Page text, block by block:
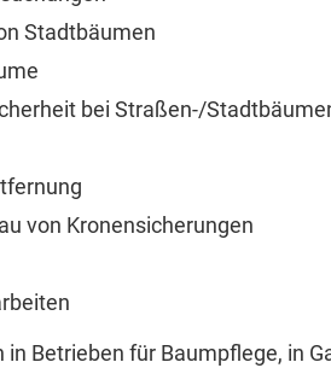
Stadtbäumen
bei Straßen-/
von Kronensicherungen
Betrieben für Baumpflege, in